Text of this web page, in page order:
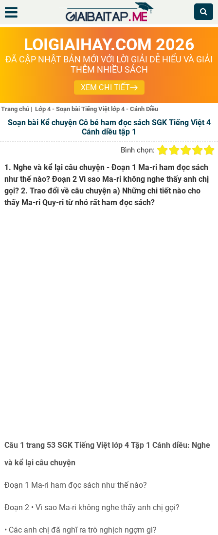
LOIGIAIHAY.COM 2026
ĐÃ CẬP NHẬT BẢN MỚI VỚI LỜI GIẢI DỄ HIỂU VÀ GIẢI
THÊM NHIỀU SÁCH
XEM CHI TIẾT
Trang chủ | Lớp 4 - Soạn bài Tiếng Việt lớp 4 - Cánh Diều
Soạn bài Kể chuyện Cô bé ham đọc sách SGK Tiếng Việt 4
Cánh diều tập 1
Bình chọn:
1. Nghe và kể lại câu chuyện - Đoạn 1 Ma-ri ham đọc sách
như thế nào? Đoạn 2 Vì sao Ma-ri không nghe thấy anh chị
gọi? 2. Trao đổi về câu chuyện a) Những chi tiết nào cho
thấy Ma-ri Quy-ri từ nhỏ rất ham đọc sách?
Câu 1 trang 53 SGK Tiếng Việt lớp 4 Tập 1 Cánh diều: Nghe
và kể lại câu chuyện
Đoạn 1 Ma-ri ham đọc sách như thế nào?
Đoạn 2 • Vì sao Ma-ri không nghe thấy anh chị gọi?
• Các anh chị đã nghĩ ra trò nghịch ngợm gì?